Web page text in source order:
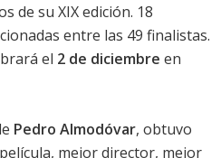
de su XIX edición. 18
entre las 49 finalistas.
el 2 de diciembre en
Pedro Almodóvar, obtuvo
mejor director, mejor